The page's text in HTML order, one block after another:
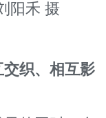
禾 摄
织、相互影